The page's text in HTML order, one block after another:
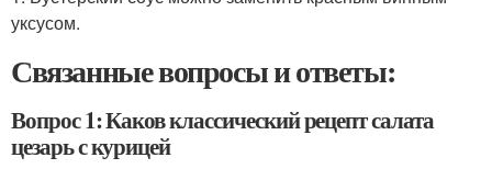
уксусом.
Связанные вопросы и ответы:
Вопрос 1: Каков классический рецепт салата
цезарь с курицей